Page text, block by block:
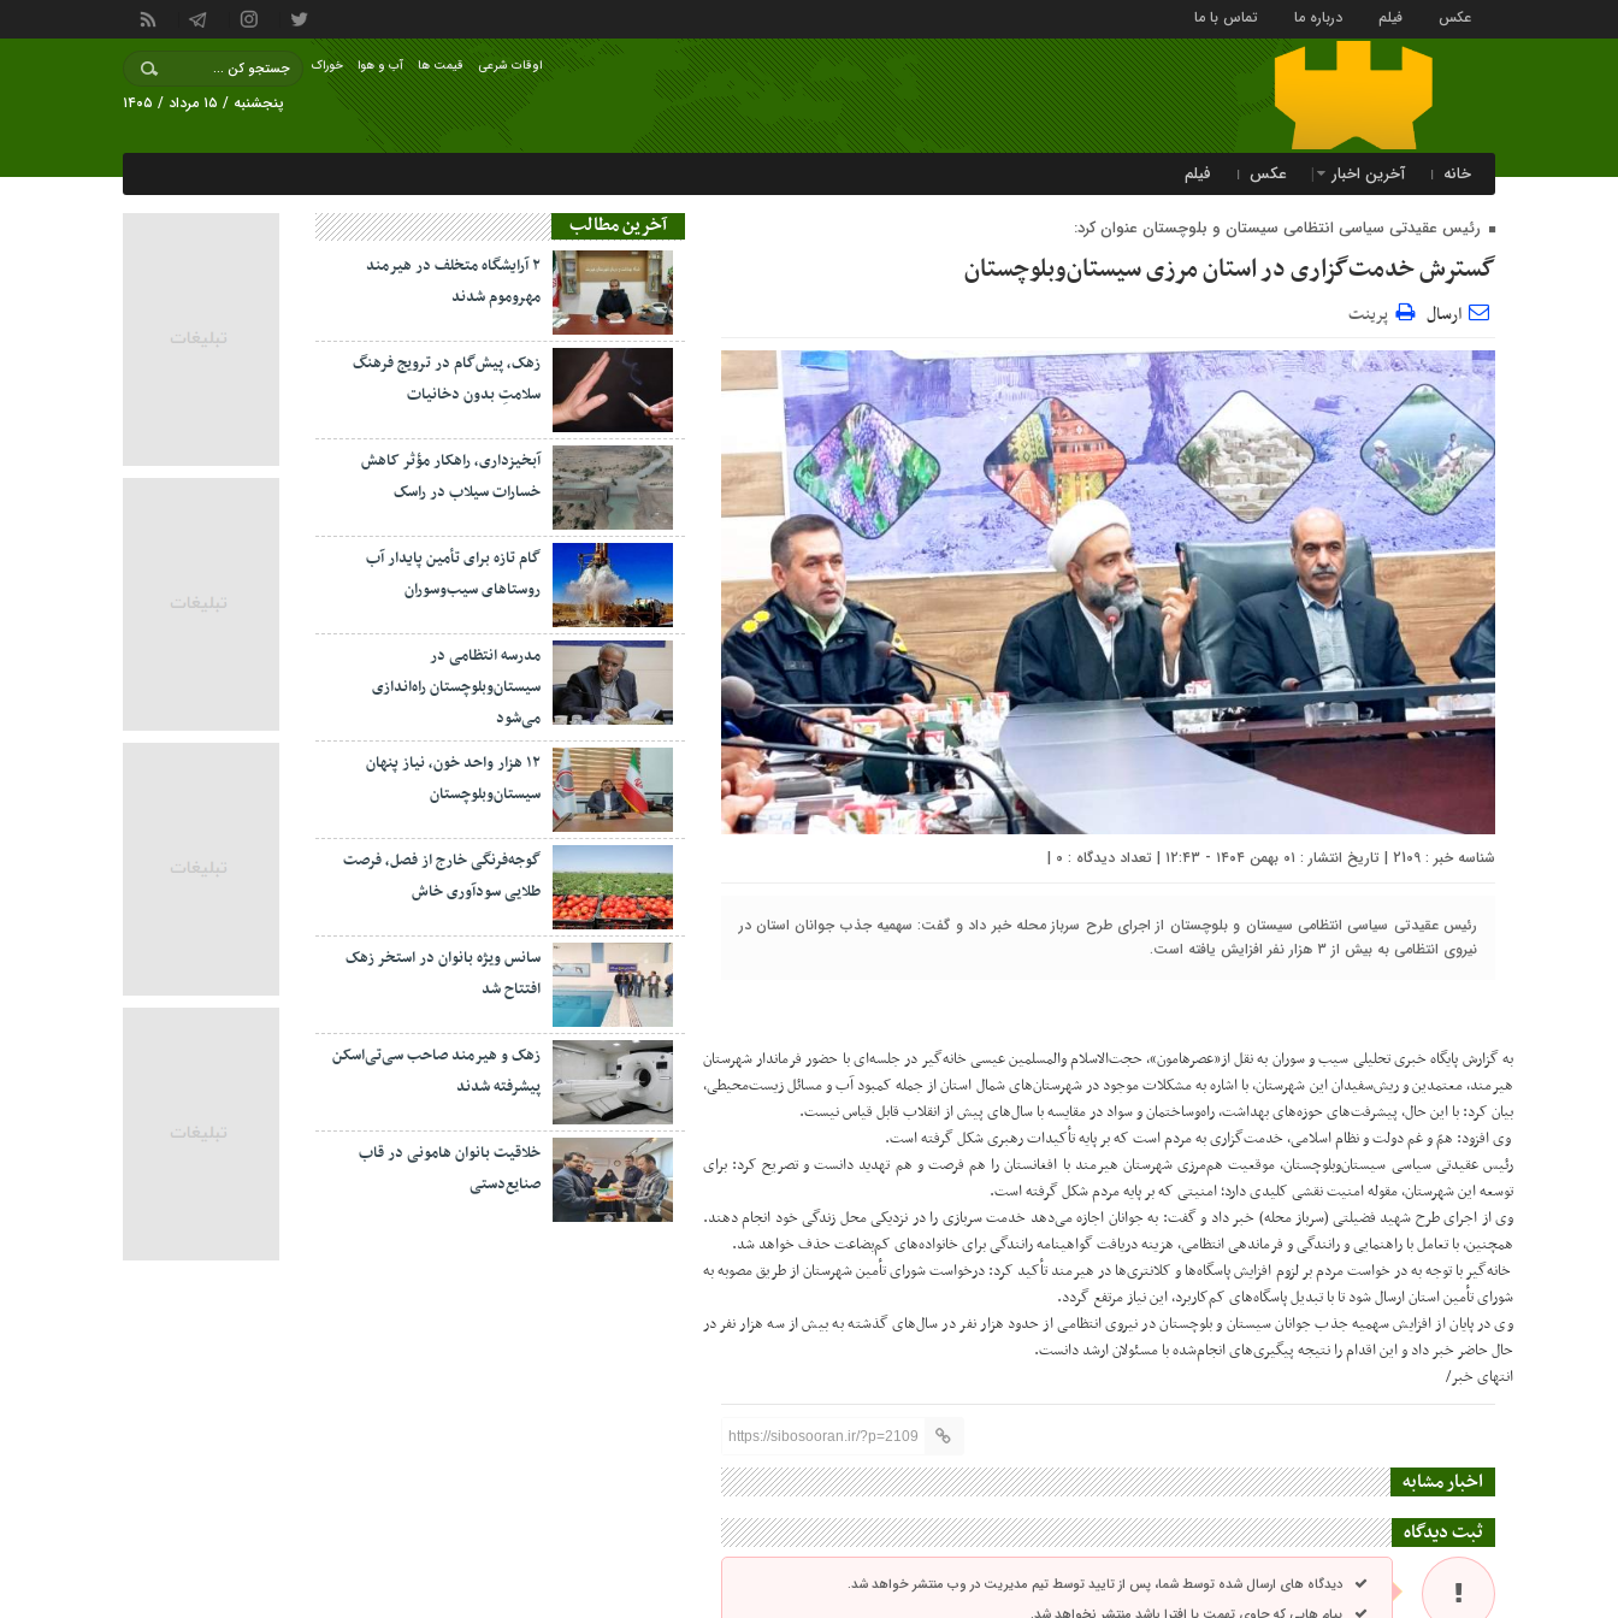
عکس فیلم درباره ما تماس با ما
خوراک آب و هوا قیمت ها اوقات شرعی
پنجشنبه / ۱۵ مرداد / ۱۴۰۵
خانه آخرین اخبار عکس فیلم
رئیس عقیدتی سیاسی انتظامی سیستان و بلوچستان عنوان کرد:
گسترش خدمت‌گزاری در استان مرزی سیستان‌وبلوچستان
ارسال پرینت
شناسه خبر : 2109 | تاریخ انتشار : ۰۱ بهمن ۱۴۰۴ - ۱۲:۴۳ | تعداد دیدگاه : ۰ |
رئیس عقیدتی سیاسی انتظامی سیستان و بلوچستان از اجرای طرح سرباز محله خبر داد و گفت: سهمیه جذب جوانان استان در
نیروی انتظامی به بیش از ۳ هزار نفر افزایش یافته است.
به گزارش پایگاه خبری تحلیلی سیب و سوران به نقل از«عصرهامون»، حجت‌الاسلام والمسلمین عیسی خانه‌گیر در جلسه‌ای با حضور فرماندار شهرستان
هیرمند، معتمدین و ریش‌سفیدان این شهرستان، با اشاره به مشکلات موجود در شهرستان‌های شمال استان از جمله کمبود آب و مسائل زیست‌محیطی،
بیان کرد: با این حال، پیشرفت‌های حوزه‌های بهداشت، راه‌وساختمان و سواد در مقایسه با سال‌های پیش از انقلاب قابل قیاس نیست.
وی افزود: همّ و غم دولت و نظام اسلامی، خدمت‌گزاری به مردم است که بر پایه تأکیدات رهبری شکل گرفته است.
رئیس عقیدتی سیاسی سیستا‌ن‌وبلوچستان، موقعیت هم‌مرزی شهرستان هیرمند با افغانستان را هم فرصت و هم تهدید دانست و تصریح کرد: برای
توسعه این شهرستان، مقوله امنیت نقشی کلیدی دارد؛ امنیتی که بر پایه مردم شکل گرفته است.
وی از اجرای طرح شهید فضیلتی (سرباز محله) خبر داد و گفت: به جوانان اجازه می‌دهد خدمت سربازی را در نزدیکی محل زندگی خود انجام دهند.
همچنین، با تعامل با راهنمایی و رانندگی و فرماندهی انتظامی، هزینه دریافت گواهینامه رانندگی برای خانواده‌های کم‌بضاعت حذف خواهد شد.
خانه‌گیر با توجه به در خواست مردم بر لزوم افزایش پاسگاه‌ها و کلانتری‌ها در هیرمند تأکید کرد: درخواست شورای تأمین شهرستان از طریق مصوبه به
شورای تأمین استان ارسال شود تا با تبدیل پاسگاه‌های کم‌کاربرد، این نیاز مرتفع گردد.
وی در پایان از افزایش سهمیه جذب جوانان سیستان و بلوچستان در نیروی انتظامی از حدود هزار نفر در سال‌های گذشته به بیش از سه هزار نفر در
حال حاضر خبر داد و این اقدام را نتیجه پیگیری‌های انجام‌شده با مسئولان ارشد دانست.
انتهای خبر/
https://sibosooran.ir/?p=2109
اخبار مشابه
ثبت دیدگاه
دیدگاه های ارسال شده توسط شما، پس از تایید توسط تیم مدیریت در وب منتشر خواهد شد.
آخرین مطالب
۲ آرایشگاه متخلف در هیرمند
مهروموم شدند
زهک، پیش‌گام در ترویج فرهنگ
سلامتِ بدون دخانیات
آبخیزداری، راهکار مؤثر کاهش
خسارات سیلاب در راسک
گام تازه برای تأمین پایدار آب
روستاهای سیب‌وسوران
مدرسه انتظامی در
سیستان‌وبلوچستان راه‌اندازی
می‌شود
۱۲ هزار واحد خون، نیاز پنهان
سیستان‌وبلوچستان
گوجه‌فرنگی خارج از فصل، فرصت
طلایی سودآوری خاش
سانس ویژه بانوان در استخر زهک
افتتاح شد
زهک و هیرمند صاحب سی‌تی‌اسکن
پیشرفته شدند
خلاقیت بانوان هامونی در قاب
صنایع‌دستی